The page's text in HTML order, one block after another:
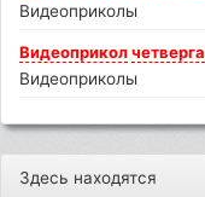
Видеоприколы
Видеоприкол четверга
Видеоприколы
Здесь находятся